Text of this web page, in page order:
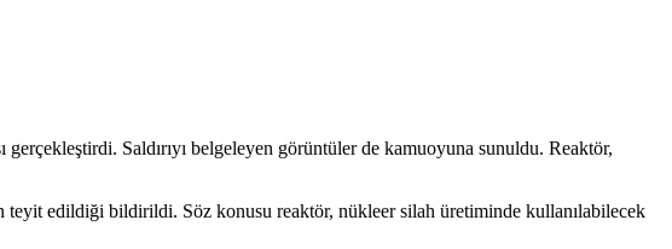
Saldırıyı belgeleyen görüntüler de kamuoyuna sunuldu. Reaktör,
teyit edildiği bildirildi. Söz konusu reaktör, nükleer silah üretiminde kullanılabilecek